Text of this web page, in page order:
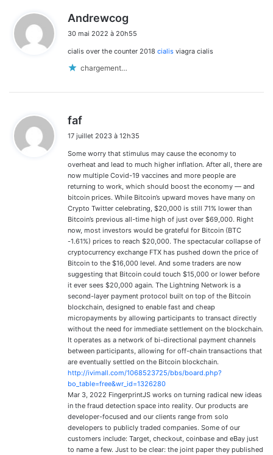
Andrewcog
t
30 mai 2022 à 20h55
cialis over the counter 2018 cialis viagra cialis
chargement…
faf
t
:
17 juillet 2023 à 12h35
Some worry that stimulus may cause the economy to
overheat and lead to much higher inflation. After all, there are
now multiple Covid-19 vaccines and more people are
returning to work, which should boost the economy — and
bitcoin prices. While Bitcoin’s upward moves have many on
Crypto Twitter celebrating, $20,000 is still 71% lower than
Bitcoin’s previous all-time high of just over $69,000. Right
now, most investors would be grateful for Bitcoin (BTC
-1.61%) prices to reach $20,000. The spectacular collapse of
cryptocurrency exchange FTX has pushed down the price of
Bitcoin to the $16,000 level. And some traders are now
suggesting that Bitcoin could touch $15,000 or lower before
it ever sees $20,000 again. The Lightning Network is a
second-layer payment protocol built on top of the Bitcoin
blockchain, designed to enable fast and cheap
micropayments by allowing participants to transact directly
without the need for immediate settlement on the blockchain.
It operates as a network of bi-directional payment channels
between participants, allowing for off-chain transactions that
are eventually settled on the Bitcoin blockchain.
http://ivimall.com/1068523725/bbs/board.php?
bo_table=free&wr_id=1326280
Mar 3, 2022 FingerprintJS works on turning radical new ideas
in the fraud detection space into reality. Our products are
developer-focused and our clients range from solo
developers to publicly traded companies. Some of our
customers include: Target, checkout, coinbase and eBay just
to name a few. Just to be clear: the joint paper they published